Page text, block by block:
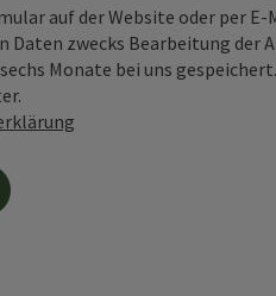
auf der Website oder per
Daten zwecks Bearbeitung der
Monate bei uns